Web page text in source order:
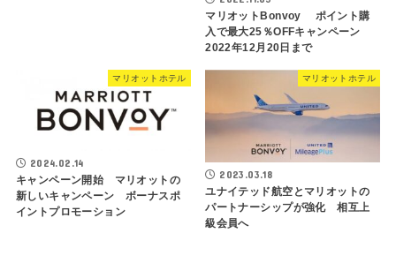
マリオットBonvoy ポイント購
入で最大25％OFFキャンペーン
2022年12月20日まで
マリオットホテル
2024.02.14
キャンペーン開始 マリオットの
新しいキャンペーン ボーナスポ
イントプロモーション
マリオットホテル
2023.03.18
ユナイテッド航空とマリオットの
パートナーシップが強化 相互上
級会員へ